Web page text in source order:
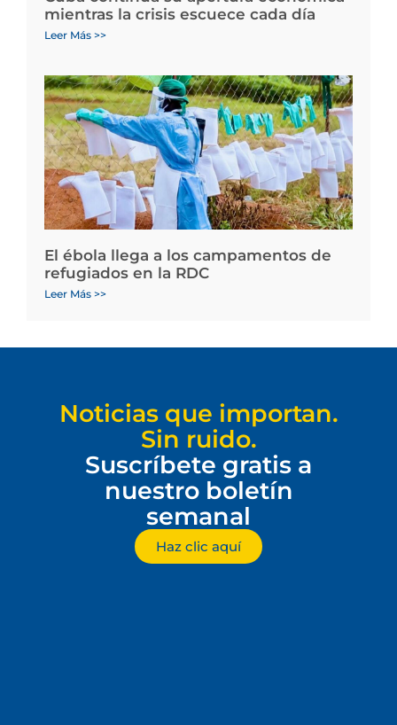
mientras la crisis escuece cada día
Leer Más >>
El ébola llega a los campamentos de
refugiados en la RDC
Leer Más >>
Noticias que importan.
Sin ruido.
Suscríbete gratis a
nuestro boletín
semanal
Haz clic aquí